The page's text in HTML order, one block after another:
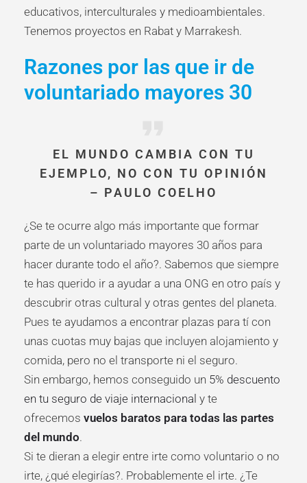
educativos, interculturales y medioambientales.
Tenemos proyectos en Rabat y Marrakesh.
Razones por las que ir de
voluntariado mayores 30
EL MUNDO CAMBIA CON TU
EJEMPLO, NO CON TU OPINIÓN
– PAULO COELHO
¿Se te ocurre algo más importante que formar
parte de un voluntariado mayores 30 años para
hacer durante todo el año?. Sabemos que siempre
te has querido ir a ayudar a una ONG en otro país y
descubrir otras cultural y otras gentes del planeta.
Pues te ayudamos a encontrar plazas para tí con
unas cuotas muy bajas que incluyen alojamiento y
comida, pero no el transporte ni el seguro.
Sin embargo, hemos conseguido un 5% descuento
en tu seguro de viaje internacional y te
ofrecemos vuelos baratos para todas las partes
del mundo.
Si te dieran a elegir entre irte como voluntario o no
irte, ¿qué elegirías?. Probablemente el irte. ¿Te